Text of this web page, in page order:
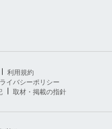
利用規約
イバシーポリシー
取材・掲載の指針